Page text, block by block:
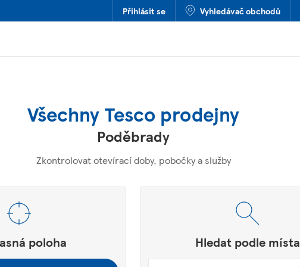
Přihlásit se Vyhledávač obchodů
Všechny Tesco prodejny
Poděbrady
Zkontrolovat otevírací doby, pobočky a služby
poloha Hledat podle místa